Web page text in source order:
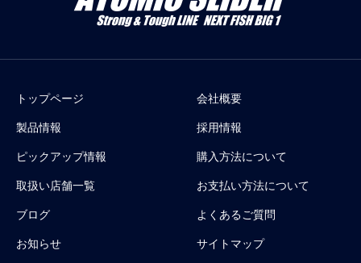
トップページ
製品情報
ピックアップ情報
取扱い店舗一覧
ブログ
お知らせ
会社概要
採用情報
購入方法について
お支払い方法について
よくあるご質問
サイトマップ